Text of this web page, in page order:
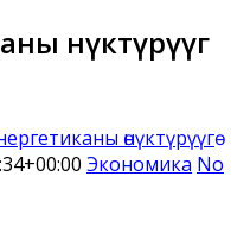
өнүктүрүүгө
өнүктүрүүгө
Экономика No